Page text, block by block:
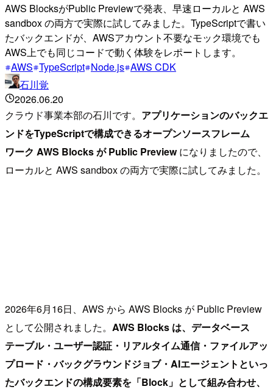
AWS BlocksがPublic Previewで発表、早速ローカルと AWS
sandbox の両方で実際に試してみました。TypeScriptで書い
たバックエンドが、AWSアカウント不要なモック環境でも
AWS上でも同じコードで動く体験をレポートします。
AWS TypeScript Node.js AWS CDK
石川覚
2026.06.20
クラウド事業本部の石川です。 アプリケーションのバックエ
ンドをTypeScriptで構成できるオープンソースフレーム
ワーク AWS Blocks が Public Previewになりましたので、
ローカルと AWS sandbox の両方で実際に試してみました。
2026年6月16日、AWS から AWS Blocks が Public Preview
として公開されました。 AWS Blocks は、データベース
テーブル・ユーザー認証・リアルタイム通信・ファイルアッ
プロード・バックグラウンドジョブ・AIエージェントといっ
たバックエンドの構成要素を「Block」として組み合わせ、